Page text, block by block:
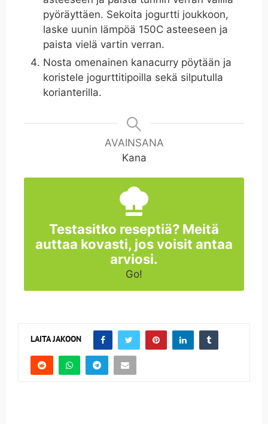
pyöräyttäen. Sekoita jogurtti joukkoon,
laske uunin lämpöä 150C asteeseen ja
paista vielä vartin verran.
Nosta omenainen kanacurry pöytään ja
koristele jogurttitipoilla sekä silputulla
korianterilla.
AVAINSANA
Kana
Testasitko reseptiä? Meitä
auttaa kovasti, jos voisit antaa
arviosi.
Go!
LAITA JAKOON